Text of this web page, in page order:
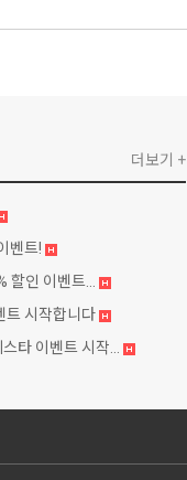
벤트!
할인 이벤트...
트 시작합니다
타 이벤트 시작...
더보기 +